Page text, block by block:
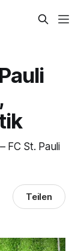
FC St. Pauli
Teilen